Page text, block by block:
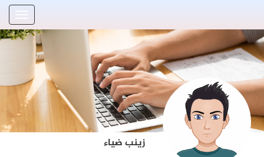
زينب ضياء